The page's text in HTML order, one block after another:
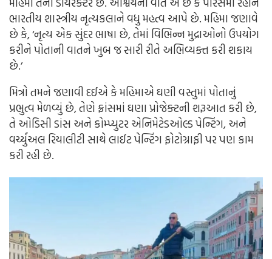
ભારતીય શાસ્ત્રીય નૃત્યકલાને વધુ મહત્વ આપે છે. મહિમા જણાવે
છે કે, ‘નૃત્ય એક સુંદર ભાષા છે, તેમાં વિભિન્ન મુદ્રાઓનો ઉપયોગ
કરીને પોતાની વાતને ખુબ જ સારી રીતે અભિવ્યક્ત કરી શકાય
છે.’
મિત્રો તમને જણાવી દઈએ કે મહિમાએ ઘણી વસ્તુમાં પોતાનું
પ્રભુત્વ મેળવ્યું છે, તેણે ફ્રાંસમાં ઘણા પ્રોજેક્ટની શરૂઆત કરી છે,
તે ઓડિસી ડાંસ અને કોમ્પ્યુટર એનિમેટેડઓલ્ડ પેન્ટિંગ, અને
વર્ચ્યુઅલ રિયાલીટી સાથે લાઈટ પેન્ટિંગ ફોટોગ્રાફી પર પણ કામ
કરી રહી છે.